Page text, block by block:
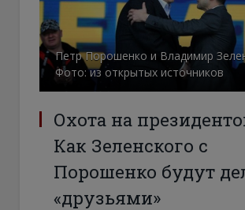
Петр Порошенко и Владимир
Фото: из открытых источников
Охота на
Как Зеленского с
Порошенко будут
«друзьями»